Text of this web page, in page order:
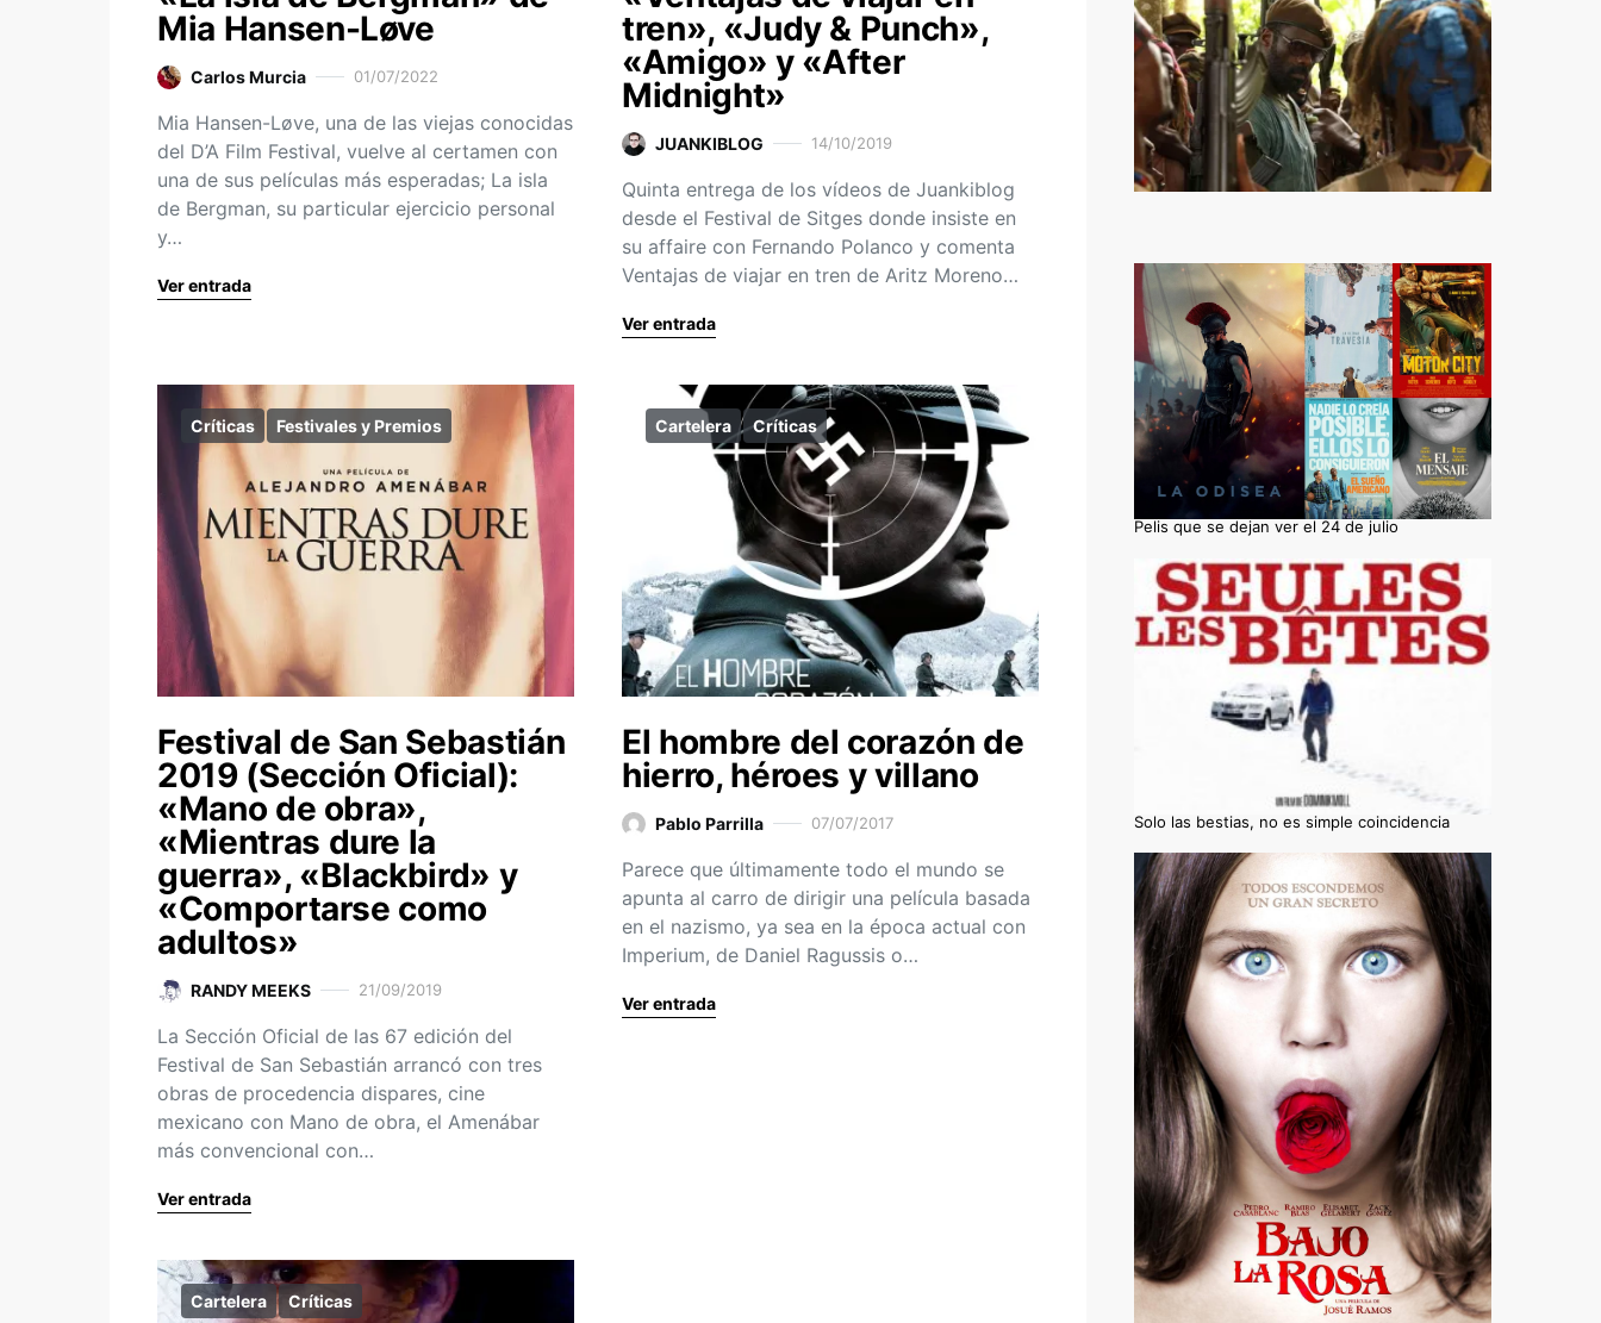
Mia Hansen-Løve
Carlos Murcia 01/07/2022
Mia Hansen-Løve, una de las viejas conocidas
del D’A Film Festival, vuelve al certamen con
una de sus películas más esperadas; La isla
de Bergman, su particular ejercicio personal
y…
Ver entrada
tren», «Judy & Punch»,
«Amigo» y «After
Midnight»
JUANKIBLOG 14/10/2019
Quinta entrega de los vídeos de Juankiblog
desde el Festival de Sitges donde insiste en
su affaire con Fernando Polanco y comenta
Ventajas de viajar en tren de Aritz Moreno…
Ver entrada
Críticas Festivales y Premios
Festival de San Sebastián
2019 (Sección Oficial):
«Mano de obra»,
«Mientras dure la
guerra», «Blackbird» y
«Comportarse como
adultos»
RANDY MEEKS 21/09/2019
La Sección Oficial de las 67 edición del
Festival de San Sebastián arrancó con tres
obras de procedencia dispares, cine
mexicano con Mano de obra, el Amenábar
más convencional con…
Ver entrada
Cartelera Críticas
El hombre del corazón de
hierro, héroes y villano
Pablo Parrilla 07/07/2017
Parece que últimamente todo el mundo se
apunta al carro de dirigir una película basada
en el nazismo, ya sea en la época actual con
Imperium, de Daniel Ragussis o…
Ver entrada
Cartelera Críticas
Pelis que se dejan ver el 24 de julio
Solo las bestias, no es simple coincidencia